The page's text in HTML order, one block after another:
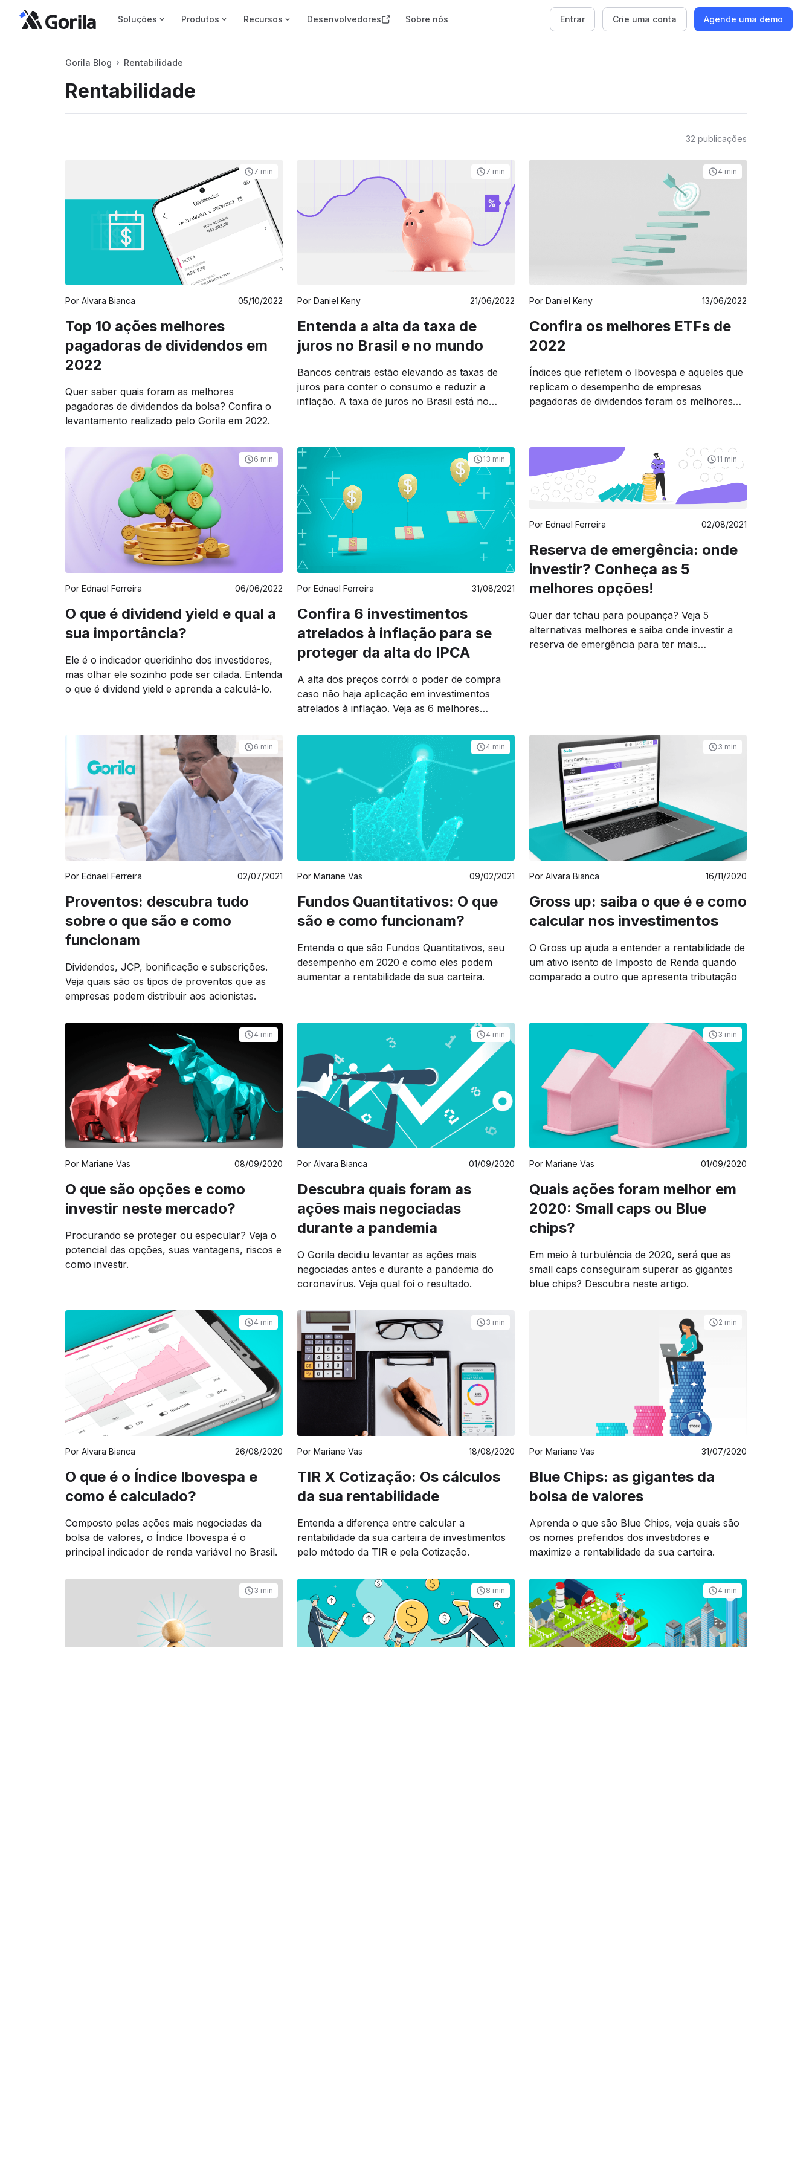
Soluções Produtos Recursos Desenvolvedores Sobre nós Entrar Crie uma conta Agende uma demo
Gorila Blog Rentabilidade
Rentabilidade
32 publicações
7 min
Por Alvara Bianca 05/10/2022
Top 10 ações melhores
pagadoras de dividendos em
2022
Quer saber quais foram as melhores
pagadoras de dividendos da bolsa? Confira o
levantamento realizado pelo Gorila em 2022.
7 min
Por Daniel Keny 21/06/2022
Entenda a alta da taxa de
juros no Brasil e no mundo
Bancos centrais estão elevando as taxas de
juros para conter o consumo e reduzir a
inflação. A taxa de juros no Brasil está no
4 min
Por Daniel Keny 13/06/2022
Confira os melhores ETFs de
2022
Índices que refletem o Ibovespa e aqueles que
replicam o desempenho de empresas
pagadoras de dividendos foram os melhores
6 min
Por Ednael Ferreira 06/06/2022
O que é dividend yield e qual a
sua importância?
Ele é o indicador queridinho dos investidores,
mas olhar ele sozinho pode ser cilada. Entenda
o que é dividend yield e aprenda a calculá-lo.
13 min
Por Ednael Ferreira 31/08/2021
Confira 6 investimentos
atrelados à inflação para se
proteger da alta do IPCA
A alta dos preços corrói o poder de compra
caso não haja aplicação em investimentos
atrelados à inflação. Veja as 6 melhores
11 min
Por Ednael Ferreira 02/08/2021
Reserva de emergência: onde
investir? Conheça as 5
melhores opções!
Quer dar tchau para poupança? Veja 5
alternativas melhores e saiba onde investir a
reserva de emergência para ter mais
6 min
Por Ednael Ferreira 02/07/2021
Proventos: descubra tudo
sobre o que são e como
funcionam
Dividendos, JCP, bonificação e subscrições.
Veja quais são os tipos de proventos que as
empresas podem distribuir aos acionistas.
4 min
Por Mariane Vas 09/02/2021
Fundos Quantitativos: O que
são e como funcionam?
Entenda o que são Fundos Quantitativos, seu
desempenho em 2020 e como eles podem
aumentar a rentabilidade da sua carteira.
3 min
Por Alvara Bianca 16/11/2020
Gross up: saiba o que é e como
calcular nos investimentos
O Gross up ajuda a entender a rentabilidade de
um ativo isento de Imposto de Renda quando
comparado a outro que apresenta tributação
4 min
Por Mariane Vas 08/09/2020
O que são opções e como
investir neste mercado?
Procurando se proteger ou especular? Veja o
potencial das opções, suas vantagens, riscos e
como investir.
4 min
Por Alvara Bianca 01/09/2020
Descubra quais foram as
ações mais negociadas
durante a pandemia
O Gorila decidiu levantar as ações mais
negociadas antes e durante a pandemia do
coronavírus. Veja qual foi o resultado.
3 min
Por Mariane Vas 01/09/2020
Quais ações foram melhor em
2020: Small caps ou Blue
chips?
Em meio à turbulência de 2020, será que as
small caps conseguiram superar as gigantes
blue chips? Descubra neste artigo.
4 min
Por Alvara Bianca 26/08/2020
O que é o Índice Ibovespa e
como é calculado?
Composto pelas ações mais negociadas da
bolsa de valores, o Índice Ibovespa é o
principal indicador de renda variável no Brasil.
3 min
Por Mariane Vas 18/08/2020
TIR X Cotização: Os cálculos
da sua rentabilidade
Entenda a diferença entre calcular a
rentabilidade da sua carteira de investimentos
pelo método da TIR e pela Cotização.
2 min
Por Mariane Vas 31/07/2020
Blue Chips: as gigantes da
bolsa de valores
Aprenda o que são Blue Chips, veja quais são
os nomes preferidos dos investidores e
maximize a rentabilidade da sua carteira.
3 min 8 min 4 min